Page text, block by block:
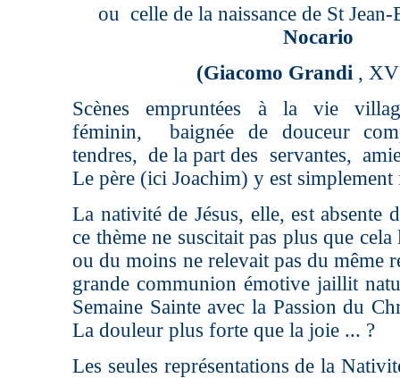
ou celle de la naissance de St Jean-
Nocario
(Giacomo Grandi ,
Scènes empruntées à la vie
féminin, baignée de douceur
tendres, de la part des servantes,
Le père (ici Joachim) y est
La nativité de Jésus, elle, est absente
ce thème ne suscitait pas plus que
ou du moins ne relevait pas du même
grande communion émotive jaillit
Semaine Sainte avec la Passion du
La douleur plus forte que la joie ... ?
Les seules représentations de la